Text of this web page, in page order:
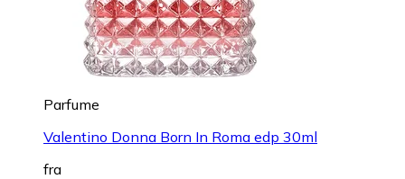
Parfume
Valentino Donna Born In Roma edp 30ml
fra